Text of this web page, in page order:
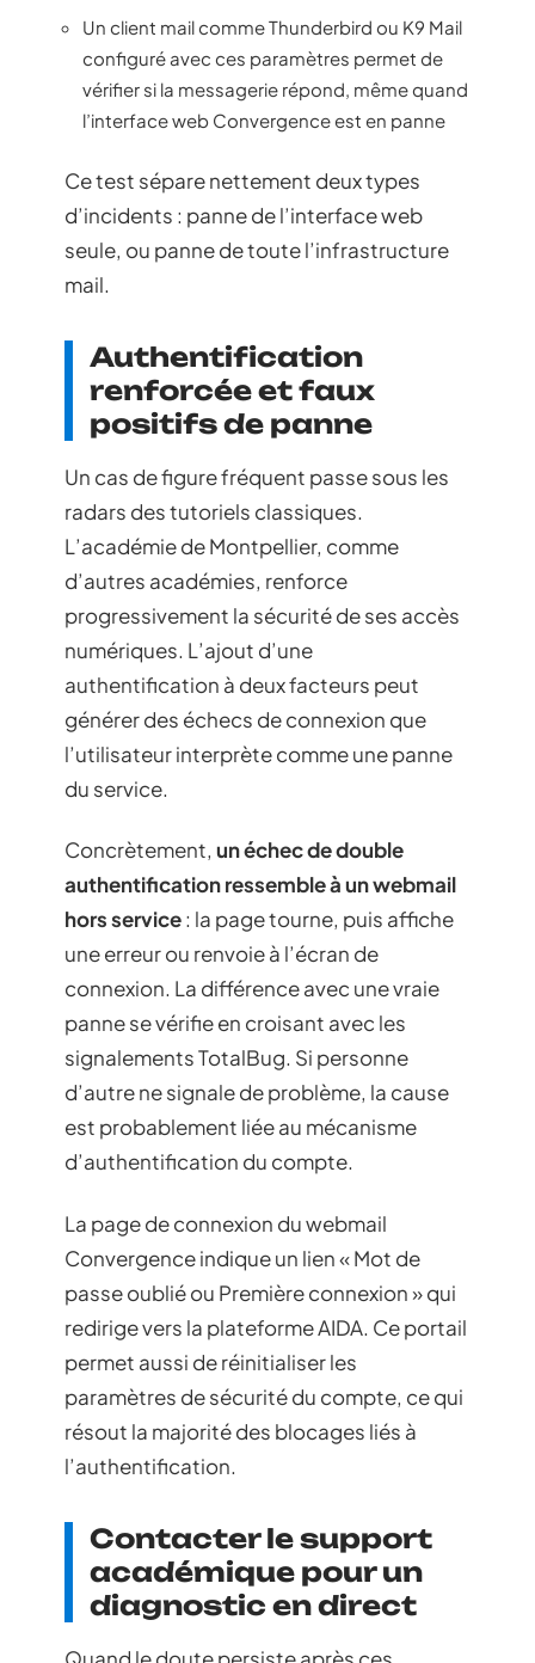
Un client mail comme Thunderbird ou K9 Mail
configuré avec ces paramètres permet de
vérifier si la messagerie répond, même quand
l’interface web Convergence est en panne
Ce test sépare nettement deux types
d’incidents : panne de l’interface web
seule, ou panne de toute l’infrastructure
mail.
Authentification
renforcée et faux
positifs de panne
Un cas de figure fréquent passe sous les
radars des tutoriels classiques.
L’académie de Montpellier, comme
d’autres académies, renforce
progressivement la sécurité de ses accès
numériques. L’ajout d’une
authentification à deux facteurs peut
générer des échecs de connexion que
l’utilisateur interprète comme une panne
du service.
Concrètement, un échec de double
authentification ressemble à un webmail
hors service: la page tourne, puis affiche
une erreur ou renvoie à l’écran de
connexion. La différence avec une vraie
panne se vérifie en croisant avec les
signalements TotalBug. Si personne
d’autre ne signale de problème, la cause
est probablement liée au mécanisme
d’authentification du compte.
La page de connexion du webmail
Convergence indique un lien « Mot de
passe oublié ou Première connexion » qui
redirige vers la plateforme AIDA. Ce portail
permet aussi de réinitialiser les
paramètres de sécurité du compte, ce qui
résout la majorité des blocages liés à
l’authentification.
Contacter le support
académique pour un
diagnostic en direct